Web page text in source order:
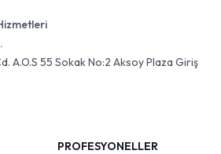
A.O.S 55 Sokak No:2 Aksoy Plaza Giriş
PROFESYONELLER